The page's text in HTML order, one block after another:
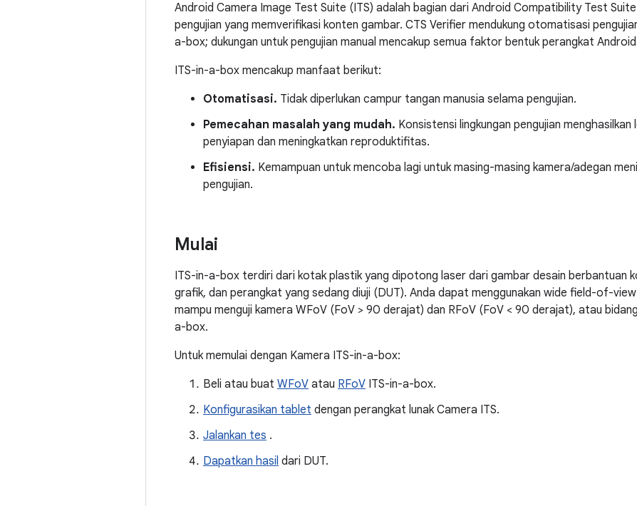
Android Camera Image Test Suite (ITS) adalah bagian dari Android Compatibility Test
pengujian yang memverifikasi konten gambar. CTS Verifier mendukung otomatisasi
a-box; dukungan untuk pengujian manual mencakup semua faktor bentuk perangkat
ITS-in-a-box mencakup manfaat berikut:
Otomatisasi. Tidak diperlukan campur tangan manusia selama pengujian.
Pemecahan masalah yang mudah. Konsistensi lingkungan pengujian
penyiapan dan meningkatkan reproduktifitas.
Efisiensi. Kemampuan untuk mencoba lagi untuk masing-masing kamera/adegan
pengujian.
Mulai
ITS-in-a-box terdiri dari kotak plastik yang dipotong laser dari gambar desain berbantuan
grafik, dan perangkat yang sedang diuji (DUT). Anda dapat menggunakan wide field-of-
mampu menguji kamera WFoV (FoV > 90 derajat) dan RFoV (FoV < 90 derajat), atau
a-box.
Untuk memulai dengan Kamera ITS-in-a-box:
Beli atau buat WFoV atau RFoV ITS-in-a-box.
Konfigurasikan tablet dengan perangkat lunak Camera ITS.
Jalankan tes .
Dapatkan hasil dari DUT.